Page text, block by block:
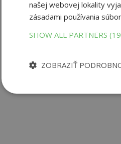
našej webovej lokality
zásadami používania
SHOW ALL PARTNERS
ZOBRAZIŤ